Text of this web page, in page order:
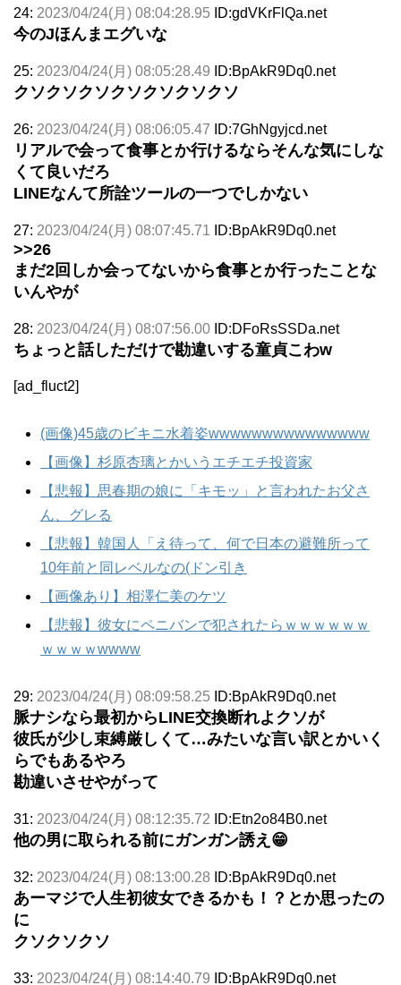
24: 2023/04/24(月) 08:04:28.95 ID:gdVKrFlQa.net
今のJほんまエグいな
25: 2023/04/24(月) 08:05:28.49 ID:BpAkR9Dq0.net
クソクソクソクソクソクソクソ
26: 2023/04/24(月) 08:06:05.47 ID:7GhNgyjcd.net
リアルで会って食事とか行けるならそんな気にしな
くて良いだろ
LINEなんて所詮ツールの一つでしかない
27: 2023/04/24(月) 08:07:45.71 ID:BpAkR9Dq0.net
>>26
まだ2回しか会ってないから食事とか行ったことな
いんやが
28: 2023/04/24(月) 08:07:56.00 ID:DFoRsSSDa.net
ちょっと話しただけで勘違いする童貞こわw
[ad_fluct2]
(画像)45歳のビキニ水着姿wwwwwwwwwwwwwww
【画像】杉原杏璃とかいうエチエチ投資家
【悲報】思春期の娘に「キモッ」と言われたお父さ
ん、グレる
【悲報】韓国人「え待って、何で日本の避難所って
10年前と同レベルなの(ドン引き
【画像あり】相澤仁美のケツ
【悲報】彼女にペニバンで犯されたらｗｗｗｗｗｗ
ｗｗｗｗwwww
29: 2023/04/24(月) 08:09:58.25 ID:BpAkR9Dq0.net
脈ナシなら最初からLINE交換断れよクソが
彼氏が少し束縛厳しくて…みたいな言い訳とかいく
らでもあるやろ
勘違いさせやがって
31: 2023/04/24(月) 08:12:35.72 ID:Etn2o84B0.net
他の男に取られる前にガンガン誘え😁
32: 2023/04/24(月) 08:13:00.28 ID:BpAkR9Dq0.net
あーマジで人生初彼女できるかも！？とか思ったの
に
クソクソクソ
33: 2023/04/24(月) 08:14:40.79 ID:BpAkR9Dq0.net